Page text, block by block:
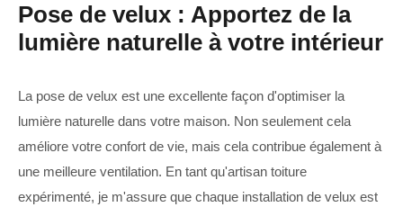
Pose de velux : Apportez de la
lumière naturelle à votre intérieur
La pose de velux est une excellente façon d'optimiser la
lumière naturelle dans votre maison. Non seulement cela
améliore votre confort de vie, mais cela contribue également à
une meilleure ventilation. En tant qu'artisan toiture
expérimenté, je m'assure que chaque installation de velux est